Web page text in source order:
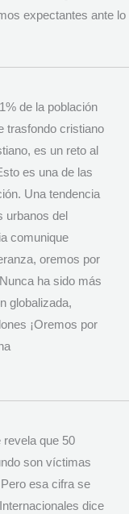
expectantes ante lo
de la población
trasfondo cristiano
es un reto al
es una de las
Una tendencia
urbanos del
comunique
oremos por
ha sido más
globalizada,
¡Oremos por
revela que 50
son víctimas
esa cifra se
dice